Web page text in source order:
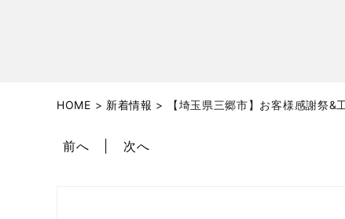
HOME > 新着情報 > 【埼玉県三郷市】お客様感謝祭
前へ 次へ